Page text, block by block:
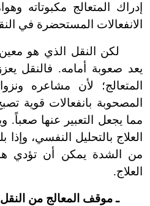
إدراك المتعالج مكبوتاته
الانفعالات المستحضرة في
لكن النقل الذي هو
يعد صعوبة أمامه. فالنقل
المتعالج؛ لأن مشاعره
المصحوبة بانفعالات قوية
مما يجعل التعبير عنها
العلاج بالتحليل النفسي،
من الشدة يمكن أن تؤدي
العلاج.
ـ موقف المعالج من